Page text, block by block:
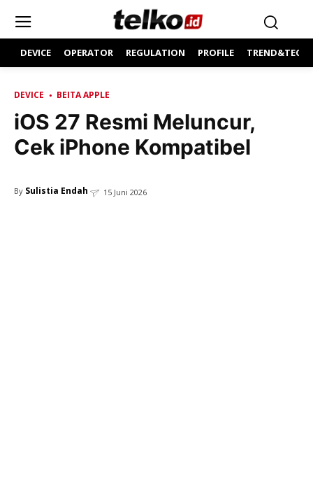
DEVICE OPERATOR REGULATION PROFILE
DEVICE BEITA APPLE
iOS 27 Resmi Meluncur,
Cek iPhone Kompatibel
By Sulistia Endah 15 Juni 2026